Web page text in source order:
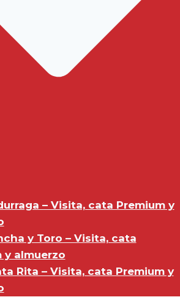
– Visita, cata Premium y
y Toro – Visita, cata
y almuerzo
Rita – Visita, cata Premium y